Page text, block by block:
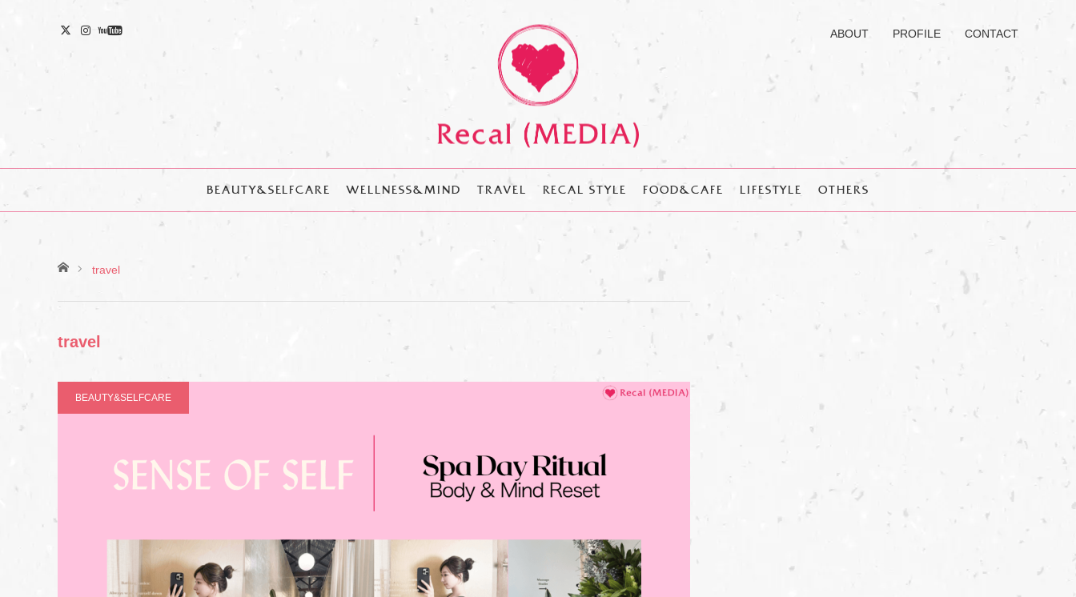
BEAUTY&SELFCARE WELLNESS&MIND TRAVEL RECAL STYLE FOOD&CAFE LIFESTYLE OTHERS
ABOUT PROFILE CONTACT
ホームtravel
travel
BEAUTY&SELFCARE